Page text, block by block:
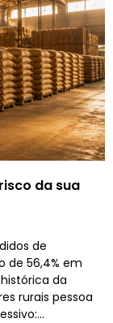
da sua
de
de 56,4% em
da
rurais pessoa